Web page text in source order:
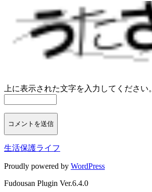
上に表示された文字を入力してください。
生活保護ライフ
Proudly powered by WordPress
Fudousan Plugin Ver.6.4.0